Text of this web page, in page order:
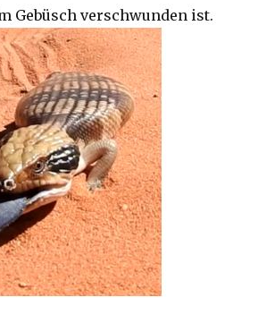
Gebüsch verschwunden ist.